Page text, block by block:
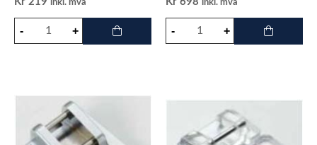
inkl. mva inkl. mva